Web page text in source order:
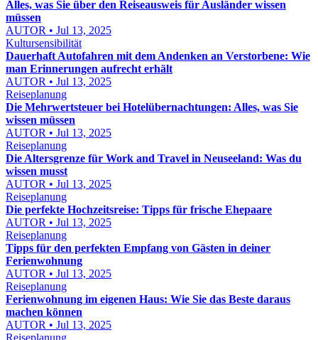
Alles, was Sie über den Reiseausweis für Ausländer wissen
müssen
AUTOR • Jul 13, 2025
Kultursensibilität
Dauerhaft Autofahren mit dem Andenken an Verstorbene: Wie
man Erinnerungen aufrecht erhält
AUTOR • Jul 13, 2025
Reiseplanung
Die Mehrwertsteuer bei Hotelübernachtungen: Alles, was Sie
wissen müssen
AUTOR • Jul 13, 2025
Reiseplanung
Die Altersgrenze für Work and Travel in Neuseeland: Was du
wissen musst
AUTOR • Jul 13, 2025
Reiseplanung
Die perfekte Hochzeitsreise: Tipps für frische Ehepaare
AUTOR • Jul 13, 2025
Reiseplanung
Tipps für den perfekten Empfang von Gästen in deiner
Ferienwohnung
AUTOR • Jul 13, 2025
Reiseplanung
Ferienwohnung im eigenen Haus: Wie Sie das Beste daraus
machen können
AUTOR • Jul 13, 2025
Reiseplanung